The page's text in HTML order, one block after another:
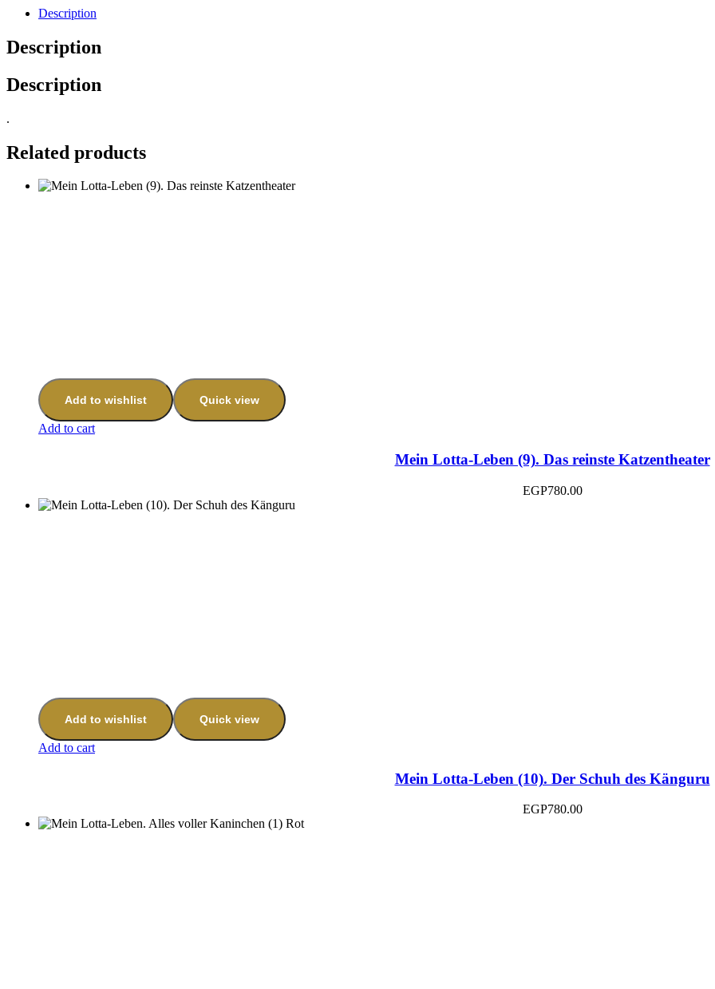
Description
Description
Description
.
Related products
Add to wishlist Quick view
Add to cart
Mein Lotta-Leben (9). Das reinste Katzentheater
EGP780.00
Add to wishlist Quick view
Add to cart
Mein Lotta-Leben (10). Der Schuh des Känguru
EGP780.00